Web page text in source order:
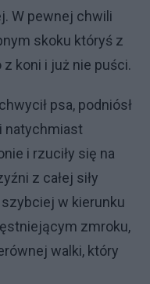
W pewnej chwili
skoku któryś z
koni i już nie puści.
psa, podniósł
natychmiast
i rzuciły się na
z całej siły
szybciej w kierunku
zmroku,
walki, który